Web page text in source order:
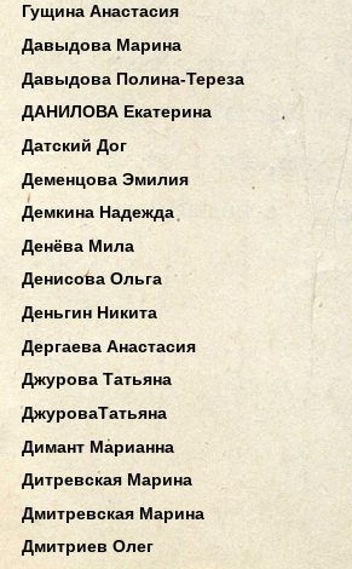
Гущина Анастасия
Давыдова Марина
Давыдова Полина-Тереза
ДАНИЛОВА Екатерина
Датский Дог
Деменцова Эмилия
Демкина Надежда
Денёва Мила
Денисова Ольга
Деньгин Никита
Дергаева Анастасия
Джурова Татьяна
ДжуроваТатьяна
Димант Марианна
Дитревская Марина
Дмитревская Марина
Дмитриев Олег